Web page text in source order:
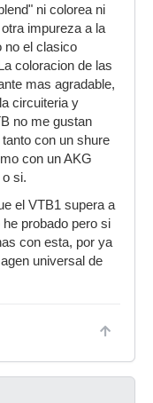
ni colorea ni
impureza a la
no el clasico
coloracion de las
mas agradable,
circuiteria y
no me gustan
con un shure
con un AKG
si.
el VTB1 supera a
probado pero si
con esta, por ya
universal de